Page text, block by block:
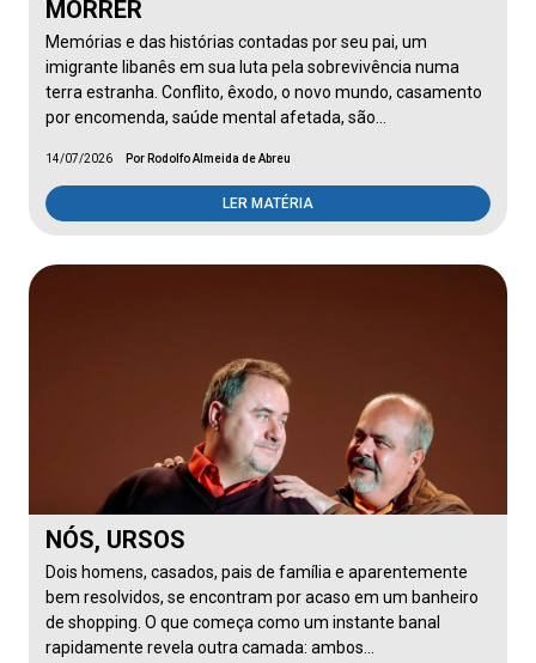
MORRER
Memórias e das histórias contadas por seu pai, um
imigrante libanês em sua luta pela sobrevivência numa
terra estranha. Conflito, êxodo, o novo mundo, casamento
por encomenda, saúde mental afetada, são…
14/07/2026 Por Rodolfo Almeida de Abreu
LER MATÉRIA
NÓS, URSOS
Dois homens, casados, pais de família e aparentemente
bem resolvidos, se encontram por acaso em um banheiro
de shopping. O que começa como um instante banal
rapidamente revela outra camada: ambos…